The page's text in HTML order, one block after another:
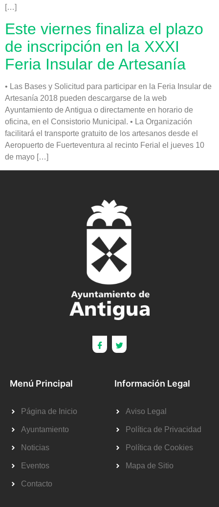
[…]
Este viernes finaliza el plazo
de inscripción en la XXXI
Feria Insular de Artesanía
• Las Bases y Solicitud para participar en la Feria Insular de
Artesanía 2018 pueden descargarse de la web
Ayuntamiento de Antigua o directamente en horario de
oficina, en el Consistorio Municipal. • La Organización
facilitará el transporte gratuito de los artesanos desde el
Aeropuerto de Fuerteventura al recinto Ferial el jueves 10
de mayo […]
Menú Principal
Página de Inicio
Ayuntamiento
Noticias
Eventos
Contacto
Información Legal
Aviso Legal
Política de Privacidad
Política de Cookies
Mapa de Sitio